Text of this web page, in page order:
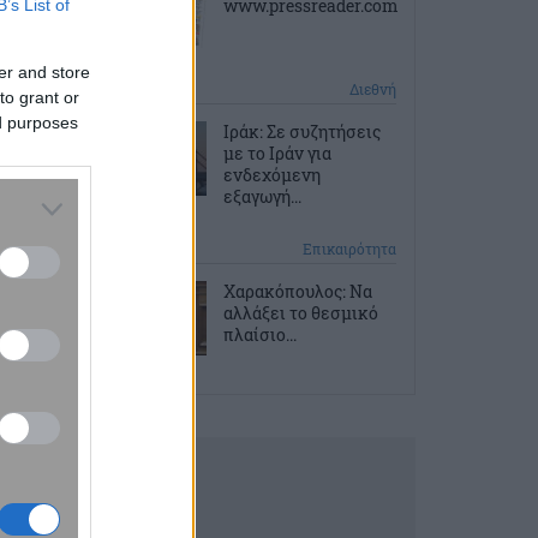
List of
and store
grant or
purposes
www.pressreader.com
Διεθνή
Ιράκ: Σε συζητήσεις
με το Ιράν για
ενδεχόμενη
εξαγωγή...
Επικαιρότητα
Χαρακόπουλος: Να
αλλάξει το θεσμικό
πλαίσιο...